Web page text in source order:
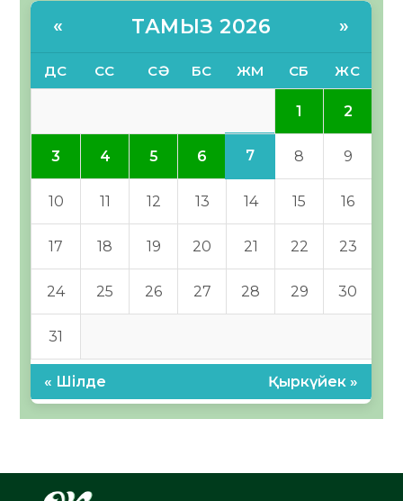
« ТАМЫЗ 2026 »
ДС СС СӘ БС ЖМ СБ ЖС
1 2
3 4 5 6 7 8 9
10 11 12 13 14 15 16
17 18 19 20 21 22 23
24 25 26 27 28 29 30
31
« Шілде Қыркүйек »